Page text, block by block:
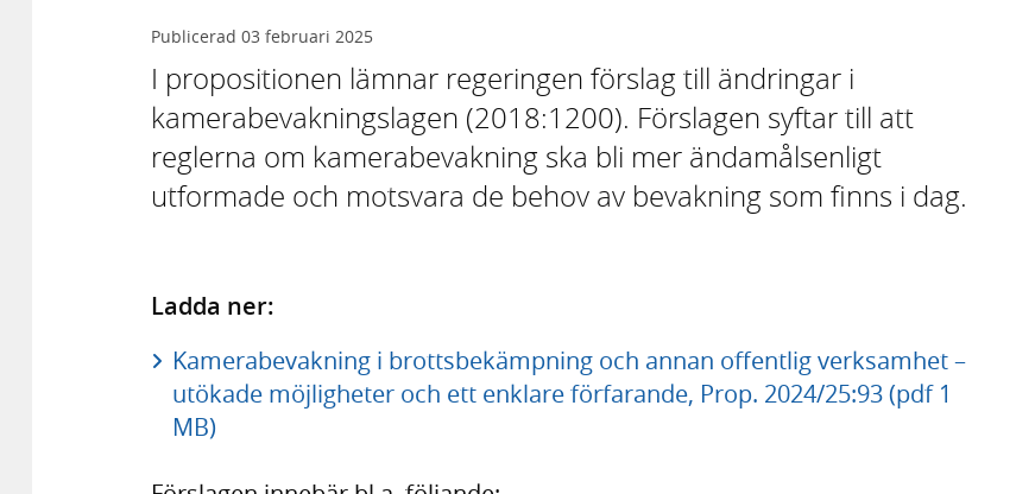
Publicerad 03 februari 2025
I propositionen lämnar regeringen förslag till ändringar i
kamerabevakningslagen (2018:1200). Förslagen syftar till att
reglerna om kamerabevakning ska bli mer ändamålsenligt
utformade och motsvara de behov av bevakning som finns i dag.
Ladda ner:
Kamerabevakning i brottsbekämpning och annan offentlig verksamhet –
utökade möjligheter och ett enklare förfarande, Prop. 2024/25:93 (pdf 1
MB)